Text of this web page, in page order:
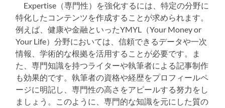
Expertise（専門性）を強化するには、特定の分野に
特化したコンテンツを作成することが求められます。
例えば、健康や金融といったYMYL（Your Money or
Your Life）分野においては、信頼できるデータや一次
情報、学術的な根拠を活用することが必要です。ま
た、専門知識を持つライターや執筆者による記事制作
も効果的です。執筆者の資格や経歴をプロフィールペ
ージに明記し、専門性の高さをアピールする努力をし
ましょう。このように、専門的な知識を元にした質の